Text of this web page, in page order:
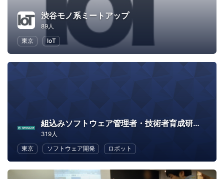
渋谷モノ系ミートアップ
89人
東京
IoT
組込みソフトウェア管理者・技術者育成研究会（SESSAME）
319人
東京
ソフトウェア開発 ロボット